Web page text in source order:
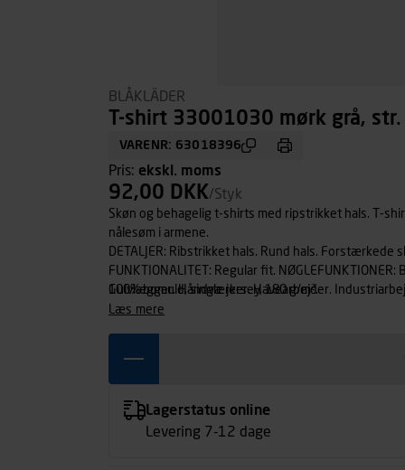
BLÅKLÄDER
T-shirt 33001030 mørk grå, str.
VARENR: 63018396
Pris: ekskl. moms
92,00 DKK/Styk
Skøn og behagelig t-shirts med ripstrikket hals. T-
nålesøm i armene.
DETALJER: Ribstrikket hals. Rund hals.
FUNKTIONALITET: Regular fit.
Gulvlægger. Håndværker. Havearbejder.
Murer/Fliselægger. Rengøringsassistent. Tagdækker.
100% bomuld, single jersey, 180 g/m².
læs mere
Lagerstatus online
Levering 7-12 dage